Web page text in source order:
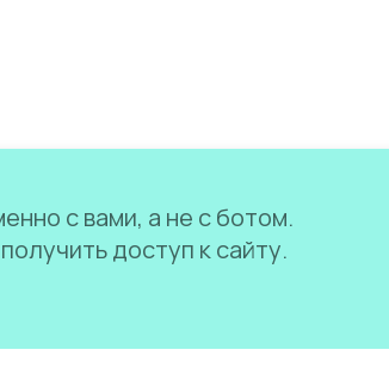
с вами, а не с ботом.
доступ к сайту.